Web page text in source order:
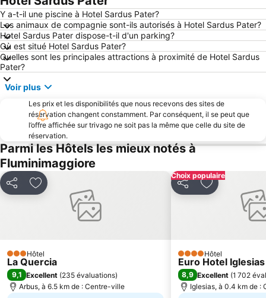
Sant'Antioco
Porto Botte
Y a-t-il une piscine à Hotel Sardus Pater?
Les animaux de compagnie sont-ils autorisés à Hotel Sardus Pater?
Hotel Sardus Pater dispose-t-il d'un parking?
Où est situé Hotel Sardus Pater?
Quelles sont les principales attractions à proximité de Hotel Sardus
Pater?
Voir plus
Les prix et les disponibilités que nous recevons des sites de
réservation changent constamment. Par conséquent, il se peut que
l’offre affichée sur trivago ne soit pas la même que celle du site de
réservation.
Parmi les Hôtels les mieux notés à
Fluminimaggiore
PartagerAjouter à mes favoris
3 Étoiles
Hôtel
La Quercia
9,1 Excellent (235 évaluations)
Arbus, à 6.5 km de : Centre-ville
Choix populaire
PartagerAjouter à
4 ÉtoilesHôtel
Euro Hotel Iglesias
8,9 Excellent (1 702
Iglesias, à 0.4 km de :